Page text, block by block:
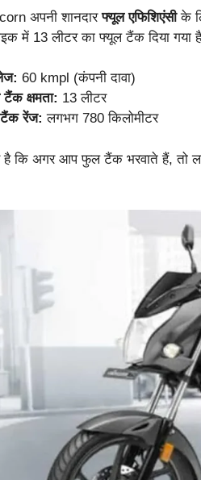
अपनी शानदारफ्यूल एफिशिएंसीके
में 13 लीटर का फ्यूल टैंक दिया गया
60 kmpl (कंपनी दावा)
क्षमता: 13 लीटर
रेंज: लगभग 780 किलोमीटर
कि अगर आप फुल टैंक भरवाते हैं, तो